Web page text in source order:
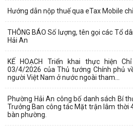
Hướng dẫn nộp thuế qua eTax Mobile
THÔNG BÁO Số lượng, tên gọi các Tổ
Hải An
KẾ HOẠCH Triển khai thực hiện
03/4/2026 của Thủ tướng Chính phủ
người Việt Nam ở nước ngoài tham...
Phường Hải An công bố danh sách Bí
Trưởng Ban công tác Mặt trận lâm thời
bàn phường.